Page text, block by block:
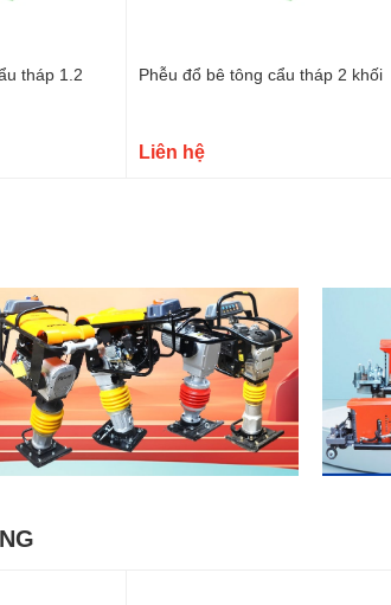
tháp 1.2
Phễu đổ bê tông cẩu tháp 2 khối
Liên hệ